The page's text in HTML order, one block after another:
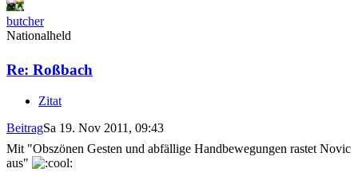
butcher
Nationalheld
Re: Roßbach
Zitat
BeitragSa 19. Nov 2011, 09:43
Mit "Obszönen Gesten und abfällige Handbewegungen rastet Novic
aus"